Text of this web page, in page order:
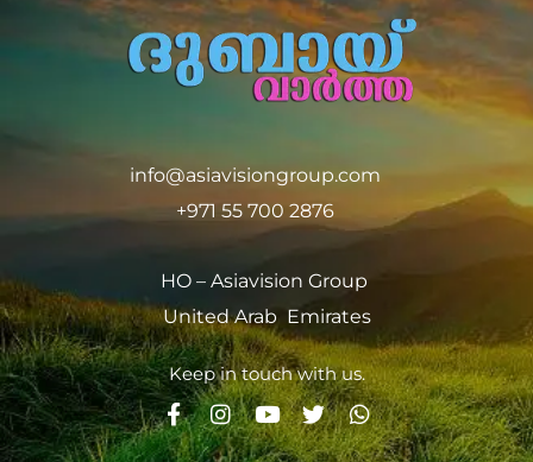
info@asiavisiongroup.com
+971 55 700 2876
HO – Asiavision Group
United Arab Emirates
Keep in touch with us.